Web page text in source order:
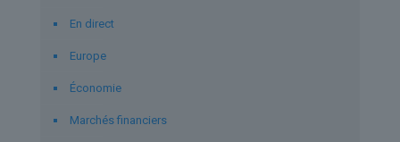
En direct
Europe
Économie
Marchés financiers